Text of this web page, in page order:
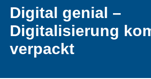
Digital genial –
Digitalisierung
verpackt